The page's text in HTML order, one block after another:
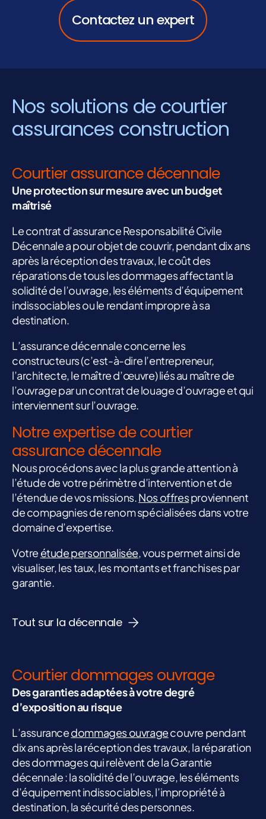
Contactez un expert
Nos solutions de courtier
assurances construction
Courtier assurance décennale
Une protection sur mesure avec un budget
maîtrisé
Le contrat d’assurance Responsabilité Civile
Décennale a pour objet de couvrir, pendant dix ans
après la réception des travaux, le coût des
réparations de tous les dommages affectant la
solidité de l’ouvrage, les éléments d’équipement
indissociables ou le rendant impropre à sa
destination.
L’assurance décennale concerne les
constructeurs (c’est-à-dire l’entrepreneur,
l’architecte, le maître d’œuvre) liés au maître de
l’ouvrage par un contrat de louage d’ouvrage et qui
interviennent sur l’ouvrage.
Notre expertise de courtier
assurance décennale
Nous procédons avec la plus grande attention à
l’étude de votre périmètre d’intervention et de
l’étendue de vos missions.Nos offresproviennent
de compagnies de renom spécialisées dans votre
domaine d’expertise.
Votre étude personnalisée, vous permet ainsi de
visualiser, les taux, les montants et franchises par
garantie.
Tout sur la décennale
Courtier dommages ouvrage
Des garanties adaptées à votre degré
d’exposition au risque
L’assurancedommages ouvragecouvre pendant
dix ans après la réception des travaux, la réparation
des dommages qui relèvent de la Garantie
décennale : la solidité de l’ouvrage, les éléments
d’équipement indissociables, l’impropriété à
destination, la sécurité des personnes.